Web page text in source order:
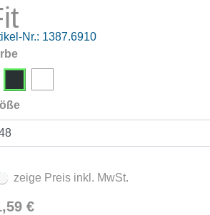
Nr.: 1387.6910
zeige Preis inkl. MwSt.
€